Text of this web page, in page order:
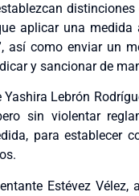
aplicar una
así como enviar un
y sancionar de
Lebrón
sin violentar
para establecer
Estévez